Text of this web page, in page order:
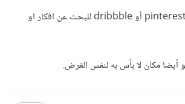
يمكنك ايضا استعمال pinterest أو dribbble للبحث عن افكار او
مكان لا بأس به لنفس الغرض.